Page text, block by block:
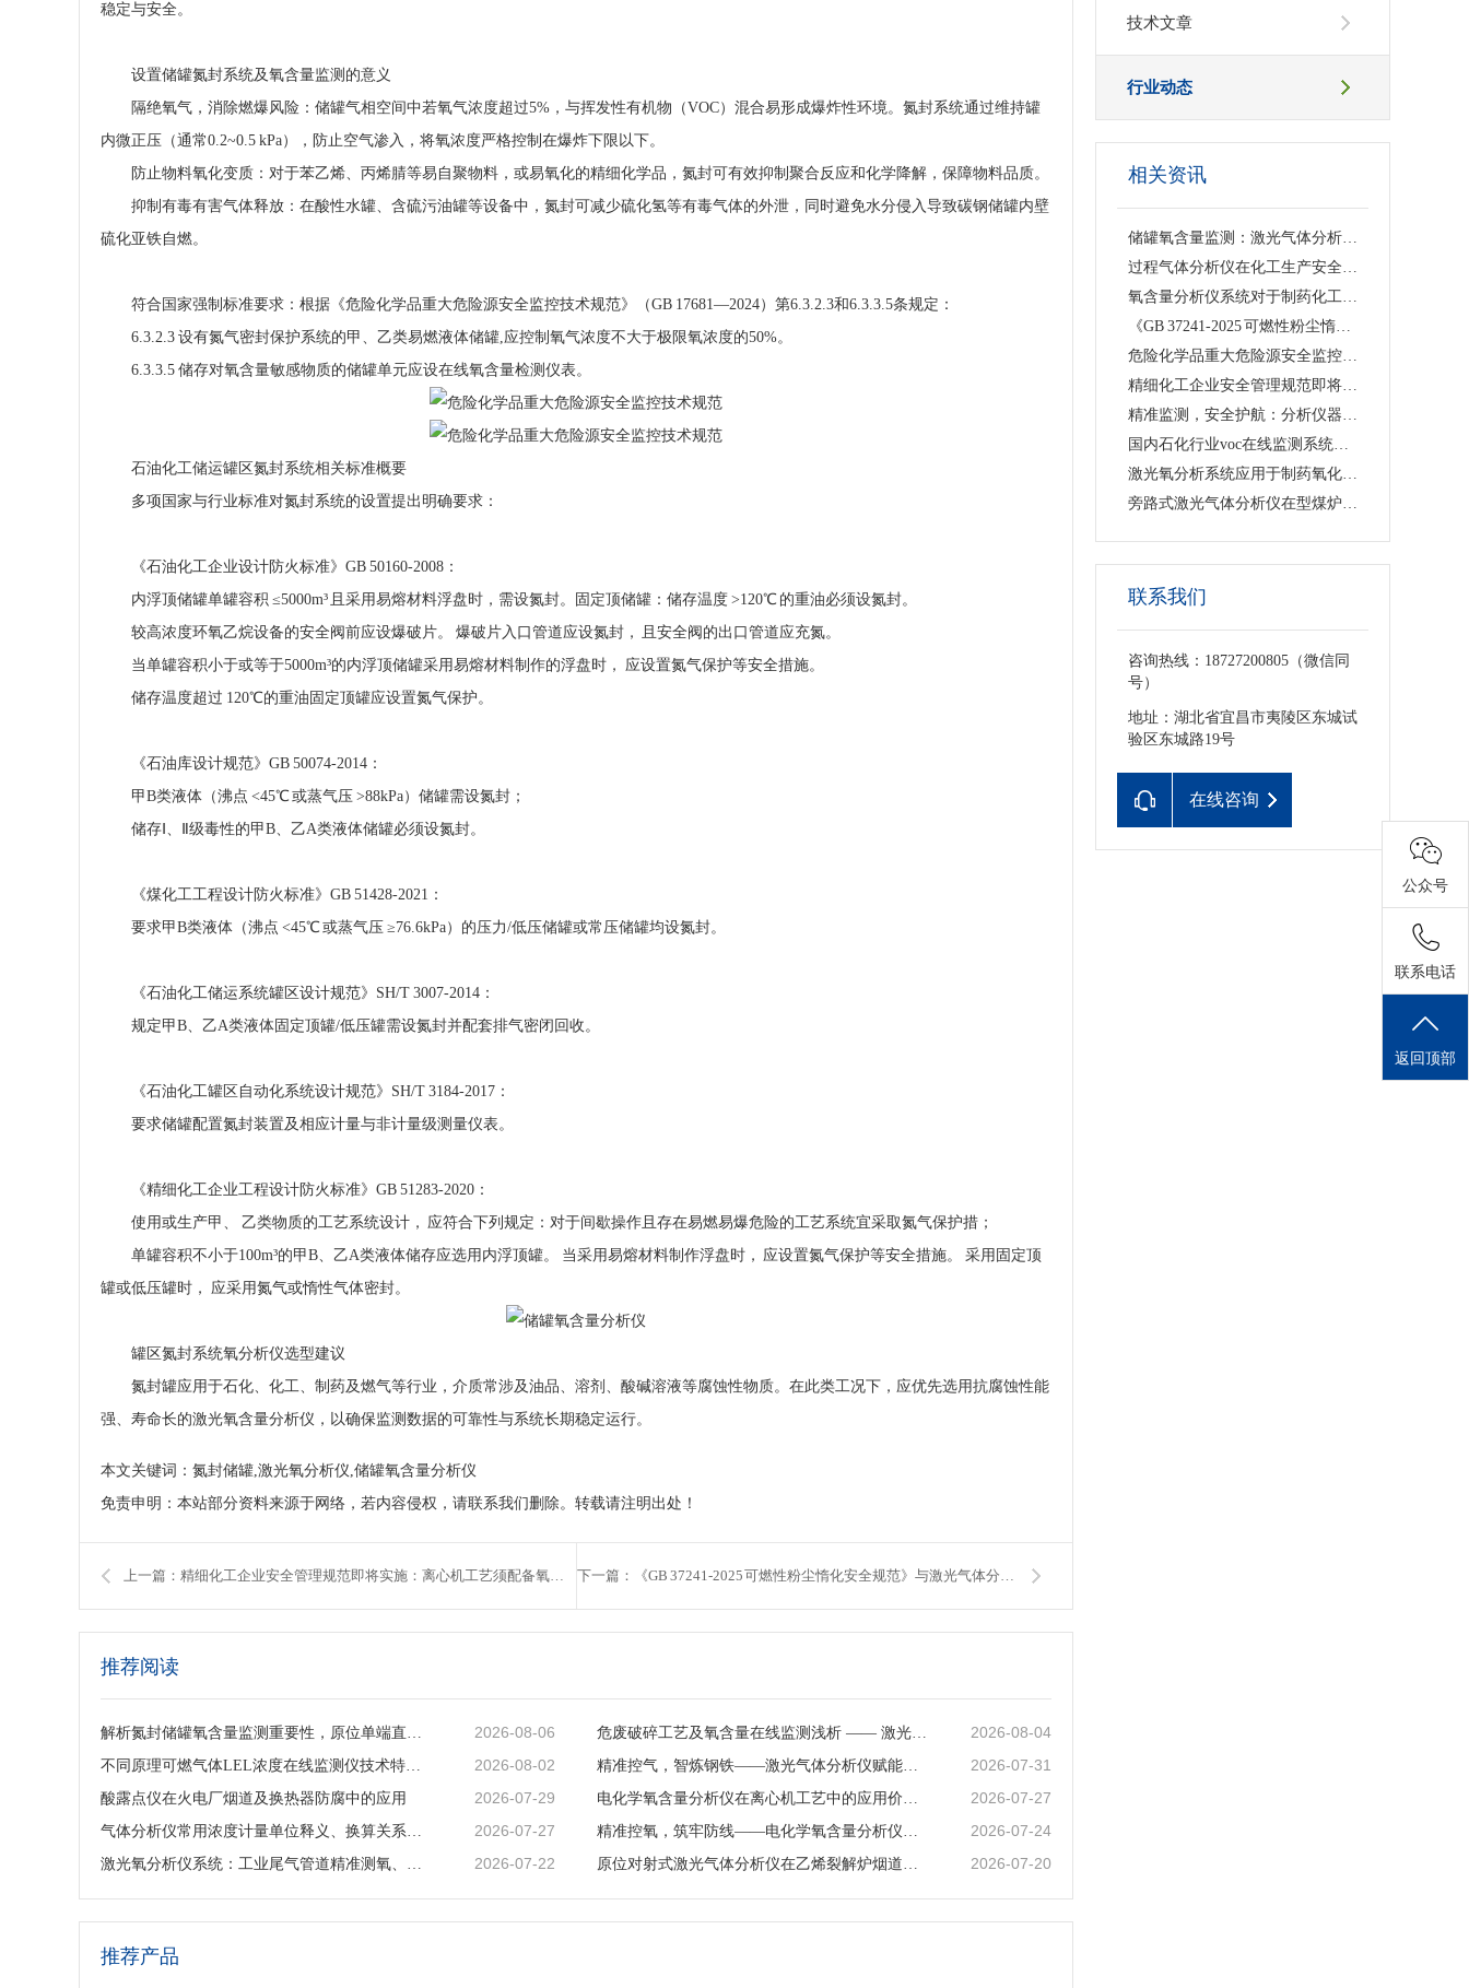
稳定与安全。
设置储罐氮封系统及氧含量监测的意义
隔绝氧气，消除燃爆风险：储罐气相空间中若氧气浓度超过5%，与挥发性有机物（VOC）混合易形成爆炸性环境。氮封系统通过维持罐
内微正压（通常0.2~0.5 kPa），防止空气渗入，将氧浓度严格控制在爆炸下限以下。
防止物料氧化变质：对于苯乙烯、丙烯腈等易自聚物料，或易氧化的精细化学品，氮封可有效抑制聚合反应和化学降解，保障物料品质。
抑制有毒有害气体释放：在酸性水罐、含硫污油罐等设备中，氮封可减少硫化氢等有毒气体的外泄，同时避免水分侵入导致碳钢储罐内壁
硫化亚铁自燃。
符合国家强制标准要求：根据《危险化学品重大危险源安全监控技术规范》（GB 17681—2024）第6.3.2.3和6.3.3.5条规定：
6.3.2.3 设有氮气密封保护系统的甲、乙类易燃液体储罐,应控制氧气浓度不大于极限氧浓度的50%。
6.3.3.5 储存对氧含量敏感物质的储罐单元应设在线氧含量检测仪表。
石油化工储运罐区氮封系统相关标准概要
多项国家与行业标准对氮封系统的设置提出明确要求：
《石油化工企业设计防火标准》GB 50160-2008：
内浮顶储罐单罐容积 ≤5000m³ 且采用易熔材料浮盘时，需设氮封。固定顶储罐：储存温度 >120℃ 的重油必须设氮封。
较高浓度环氧乙烷设备的安全阀前应设爆破片。 爆破片入口管道应设氮封， 且安全阀的出口管道应充氮。
当单罐容积小于或等于5000m³的内浮顶储罐采用易熔材料制作的浮盘时， 应设置氮气保护等安全措施。
储存温度超过 120℃的重油固定顶罐应设置氮气保护。
《石油库设计规范》GB 50074-2014：
甲B类液体（沸点 <45℃ 或蒸气压 >88kPa）储罐需设氮封；
储存Ⅰ、Ⅱ级毒性的甲B、乙A类液体储罐必须设氮封。
《煤化工工程设计防火标准》GB 51428-2021：
要求甲B类液体（沸点 <45℃ 或蒸气压 ≥76.6kPa）的压力/低压储罐或常压储罐均设氮封。
《石油化工储运系统罐区设计规范》SH/T 3007-2014：
规定甲B、乙A类液体固定顶罐/低压罐需设氮封并配套排气密闭回收。
《石油化工罐区自动化系统设计规范》SH/T 3184-2017：
要求储罐配置氮封装置及相应计量与非计量级测量仪表。
《精细化工企业工程设计防火标准》GB 51283-2020：
使用或生产甲、 乙类物质的工艺系统设计， 应符合下列规定：对于间歇操作且存在易燃易爆危险的工艺系统宜采取氮气保护措；
单罐容积不小于100m³的甲B、乙A类液体储存应选用内浮顶罐。 当采用易熔材料制作浮盘时， 应设置氮气保护等安全措施。 采用固定顶
罐或低压罐时， 应采用氮气或惰性气体密封。
罐区氮封系统氧分析仪选型建议
氮封罐应用于石化、化工、制药及燃气等行业，介质常涉及油品、溶剂、酸碱溶液等腐蚀性物质。在此类工况下，应优先选用抗腐蚀性能
强、寿命长的激光氧含量分析仪，以确保监测数据的可靠性与系统长期稳定运行。
本文关键词：氮封储罐,激光氧分析仪,储罐氧含量分析仪
免责申明：本站部分资料来源于网络，若内容侵权，请联系我们删除。转载请注明出处！
上一篇：精细化工企业安全管理规范即将实施：离心机工艺须配备氧含量分析仪 下一篇：《GB 37241-2025 可燃性粉尘惰化安全规范》与激光气体分析仪监测方案
推荐阅读
解析氮封储罐氧含量监测重要性，原位单端直插激光气体分析仪的落地应用与工艺价值 2026-08-06 危废破碎工艺及氧含量在线监测浅析 —— 激光气体分析仪在工艺安全中的应用 2026-08-04
不同原理可燃气体LEL浓度在线监测仪技术特点及工业选型指南 2026-08-02 精准控气，智炼钢铁——激光气体分析仪赋能钢铁冶炼高效低碳生产 2026-07-31
酸露点仪在火电厂烟道及换热器防腐中的应用 2026-07-29 电化学氧含量分析仪在离心机工艺中的应用价值与产品解析 2026-07-27
气体分析仪常用浓度计量单位释义、换算关系及适用场景说明 2026-07-27 精准控氧，筑牢防线——电化学氧含量分析仪在反应釜工艺中的深度应用 2026-07-24
激光氧分析仪系统：工业尾气管道精准测氧、筑牢工艺安全防线 2026-07-22 原位对射式激光气体分析仪在乙烯裂解炉烟道CO检测中的应用 2026-07-20
推荐产品
技术文章
行业动态
相关资讯
储罐氧含量监测：激光气体分析仪帮助化工企业落实《化工企业可燃液体常压储罐区安全管理规范》
过程气体分析仪在化工生产安全与效率提升中的作用及选型指南
氧含量分析仪系统对于制药化工行业有多重要呢？
《GB 37241-2025 可燃性粉尘惰化安全规范》与激光气体分析仪监测方案
危险化学品重大危险源安全监控技术规范：储罐单元应设在线氧含量检测仪表
精细化工企业安全管理规范即将实施：离心机工艺须配备氧含量分析仪
精准监测，安全护航：分析仪器助力医药行业安全生产
国内石化行业voc在线监测系统使用现状
激光氧分析系统应用于制药氧化反应氧含量测量的技术方案
旁路式激光气体分析仪在型煤炉制气半水煤气氧含量分析中的使用效果如何呢？
联系我们
咨询热线：18727200805（微信同
号）
地址：湖北省宜昌市夷陵区东城试
验区东城路19号
在线咨询
公众号
联系电话
返回顶部